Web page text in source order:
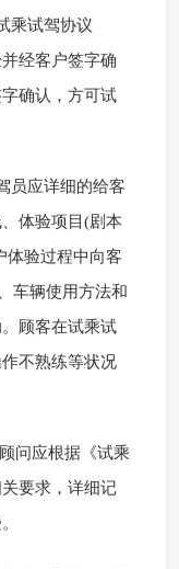
乘试驾协议
经客户签字确
确认，方可试
员应详细的给客
体验项目(剧本
体验过程中向客
车辆使用方法和
顾客在试乘试
不熟练等状况
问应根据《试乘
要求，详细记